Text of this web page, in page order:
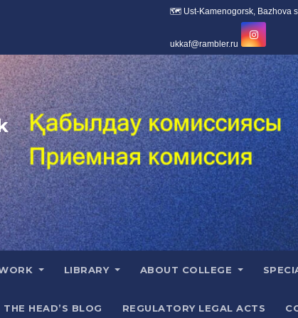
LIBRARY ABOUT COLLEGE
THE HEAD’S BLOG REGULATORY LEGAL ACTS